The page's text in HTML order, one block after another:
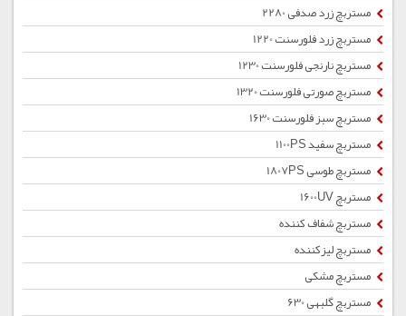
مستربچ زرد صدفی 2280
مستربچ زرد فلورسنت 1220
مستربچ نارنجی فلورسنت 1230
مستربچ صورتی فلورسنت 1320
مستربچ سبز فلورسنت 1630
مستربچ سفید 1100PS
مستربچ طوسی 1807PS
مستربچ 1600UV
مستربچ شفاف کننده
مستربچ لیزکننده
مستربچ مشکی
مستربچ گلبهی 630